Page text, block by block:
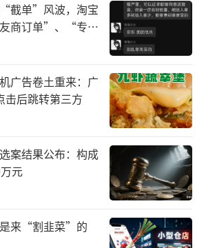
以内。
员调整，起初很温和。今年年
汽车一直在清理低绩效员工，
、“F”绩效的员工会被波
务团队，低绩效员工只会涉及
10%”，一位接近理想的知情
百人规模”。
门是当时调整最大的部门之
个HR离职。知情人士称，4 月
了最终的优化名单，这轮裁员
截单”风波，淘宝
商订单”、“专挑
广告卷土重来：广
击后跳转第三方
案结果公布：构成
元
来“割韭菜”的